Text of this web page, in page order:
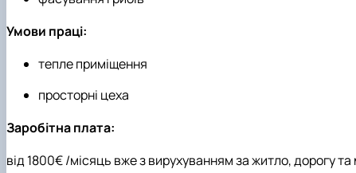
Умови праці:
тепле приміщення
просторні цеха
Заробітна плата:
від 1800€ /місяць вже з вирухуванням за житло, дорогу